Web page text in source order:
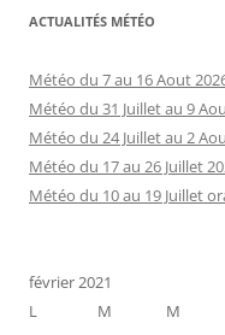
ACTUALITÉS MÉTÉO
Météo du 7 au 16 Aout
Météo du 31 Juillet au 9
Météo du 24 Juillet au 2
Météo du 17 au 26 Juillet
Météo du 10 au 19 Juillet
février 2021
L
M M